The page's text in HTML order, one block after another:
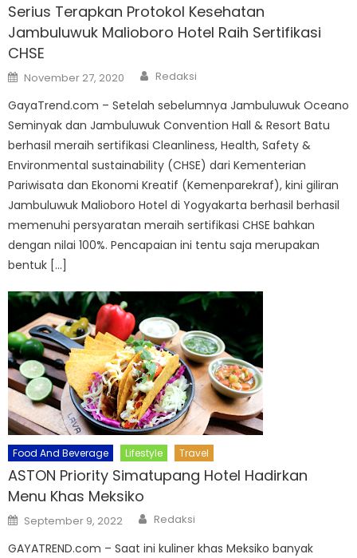
Serius Terapkan Protokol Kesehatan
Jambuluwuk Malioboro Hotel Raih Sertifikasi
CHSE
Posted
on
November 27, 2020 Author
Redaksi
GayaTrend.com – Setelah sebelumnya Jambuluwuk Oceano
Seminyak dan Jambuluwuk Convention Hall & Resort Batu
berhasil meraih sertifikasi Cleanliness, Health, Safety &
Environmental sustainability (CHSE) dari Kementerian
Pariwisata dan Ekonomi Kreatif (Kemenparekraf), kini giliran
Jambuluwuk Malioboro Hotel di Yogyakarta berhasil berhasil
memenuhi persyaratan meraih sertifikasi CHSE bahkan
dengan nilai 100%. Pencapaian ini tentu saja merupakan
bentuk […]
Food And Beverage Lifestyle Travel
ASTON Priority Simatupang Hotel Hadirkan
Menu Khas Meksiko
Posted
on
September 9, 2022 Author
Redaksi
GAYATREND.com – Saat ini kuliner khas Meksiko banyak